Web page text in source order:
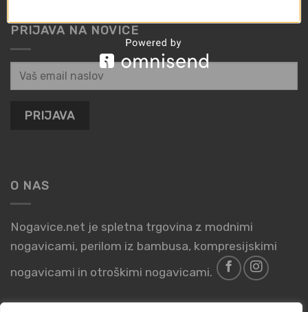
PRIJAVA NA NOVICE
O NAS
Nogavice.net je spletna trgovina z modnimi
nogavicami, perilom iz bambusa, kompresijskimi
nogavicami in otroškimi nogavicami.